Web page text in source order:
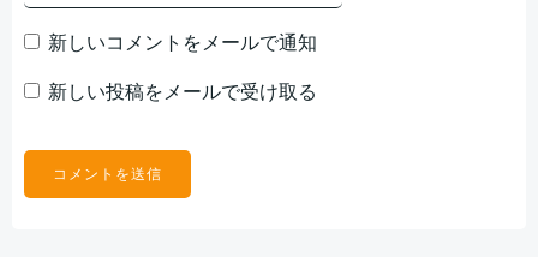
新しいコメントをメールで通知
新しい投稿をメールで受け取る